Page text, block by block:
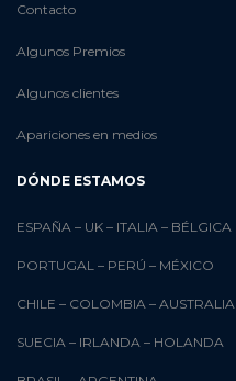
Contacto
Algunos Premios
Algunos clientes
Apariciones en medios
DÓNDE ESTAMOS
ESPAÑA – UK – ITALIA – BÉLGICA
PORTUGAL – PERÚ – MÉXICO
CHILE – COLOMBIA – AUSTRALIA
SUECIA – IRLANDA – HOLANDA